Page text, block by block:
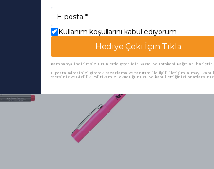
Benzer Ürünler
Kullanım koşullarını kabul ediyorum
Hediye Çeki İçin Tıkla
Kampanya indirimsiz ürünlerde geçerlidir. Yazıcı ve Fotokopi Kağıtları hariçtir.
E-posta adresinizi girerek pazarlama ve tanıtım ile ilgili iletişim almayı kabul
edersiniz ve Gizlilik Politikamızı okuduğunuzu ve kabul ettiğinizi onaylarsınız.